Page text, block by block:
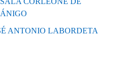
ANTONIO LABORDETA